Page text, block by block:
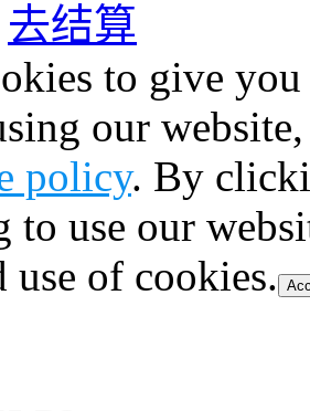
去结算
to give
our
policy. By
to use our
of cookies.